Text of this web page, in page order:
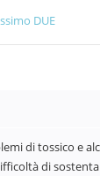
DUE
di tossico e
di